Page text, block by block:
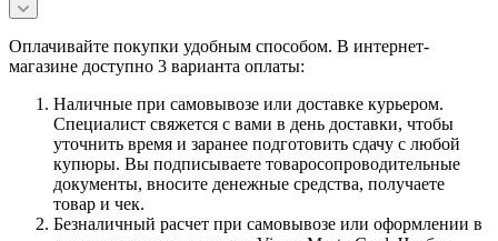
Оплачивайте покупки удобным способом. В интернет-
магазине доступно 3 варианта оплаты:
Наличные при самовывозе или доставке курьером.
Специалист свяжется с вами в день доставки, чтобы
уточнить время и заранее подготовить сдачу с любой
купюры. Вы подписываете товаросопроводительные
документы, вносите денежные средства, получаете
товар и чек.
Безналичный расчет при самовывозе или оформлении в